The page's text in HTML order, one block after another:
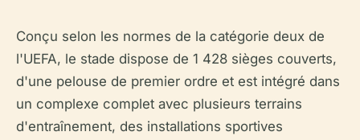
Conçu selon les normes de la catégorie deux de
l'UEFA, le stade dispose de 1 428 sièges couverts,
d'une pelouse de premier ordre et est intégré dans
un complexe complet avec plusieurs terrains
d'entraînement, des installations sportives